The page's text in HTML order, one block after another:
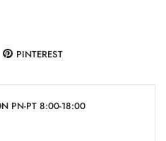
PINTEREST
PN-PT 8:00-18:00